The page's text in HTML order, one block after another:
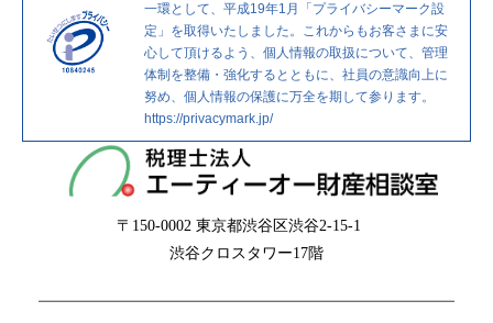
〒150-0002 東京都渋谷区渋谷2-15-1
渋谷クロスタワー17階
一環として、平成19年1月「プライバシーマーク設
定」を取得いたしました。これからもお客さまに安
心して頂けるよう、個人情報の取扱について、管理
体制を整備・強化するとともに、社員の意識向上に
努め、個人情報の保護に万全を期して参ります。
https://privacymark.jp/